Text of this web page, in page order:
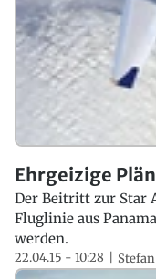
Ehrgeizige
Der Beitritt zur Star
Fluglinie aus
werden.
22.04.15 - 10:28